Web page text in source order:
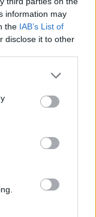
information may
the IAB’s List of
disclose it to other
or more Google
You may click to
party tags to
in below Google